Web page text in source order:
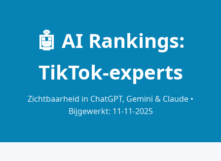
🤖 AI Rankings:
TikTok-experts
Zichtbaarheid in ChatGPT, Gemini & Claude •
Bijgewerkt: 11-11-2025